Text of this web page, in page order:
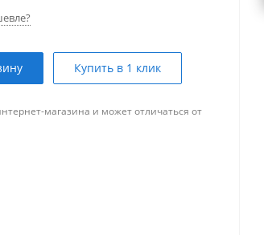
Купить в 1 клик
магазина и может отличаться от